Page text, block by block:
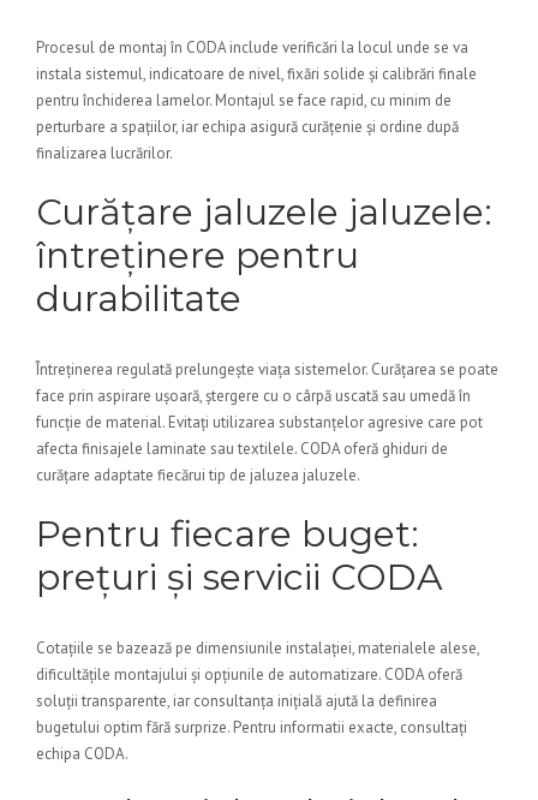
Procesul de montaj în CODA include verificări la locul unde se va
instala sistemul, indicatoare de nivel, fixări solide și calibrări finale
pentru închiderea lamelor. Montajul se face rapid, cu minim de
perturbare a spațiilor, iar echipa asigură curățenie și ordine după
finalizarea lucrărilor.
Curățare jaluzele jaluzele:
întreținere pentru
durabilitate
Întreținerea regulată prelungește viața sistemelor. Curățarea se poate
face prin aspirare ușoară, ștergere cu o cârpă uscată sau umedă în
funcție de material. Evitați utilizarea substanțelor agresive care pot
afecta finisajele laminate sau textilele. CODA oferă ghiduri de
curățare adaptate fiecărui tip de jaluzea jaluzele.
Pentru fiecare buget:
prețuri și servicii CODA
Cotațiile se bazează pe dimensiunile instalației, materialele alese,
dificultățile montajului și opțiunile de automatizare. CODA oferă
soluții transparente, iar consultanța inițială ajută la definirea
bugetului optim fără surprize. Pentru informatii exacte, consultați
echipa CODA.